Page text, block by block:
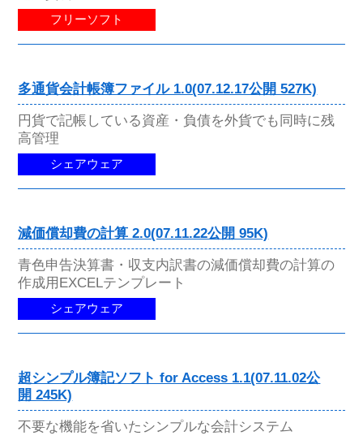
フリーソフト
多通貨会計帳簿ファイル 1.0(07.12.17公開 527K)
円貨で記帳している資産・負債を外貨でも同時に残
高管理
シェアウェア
減価償却費の計算 2.0(07.11.22公開 95K)
青色申告決算書・収支内訳書の減価償却費の計算の
作成用EXCELテンプレート
シェアウェア
超シンプル簿記ソフト for Access 1.1(07.11.02公
開 245K)
不要な機能を省いたシンプルな会計システム